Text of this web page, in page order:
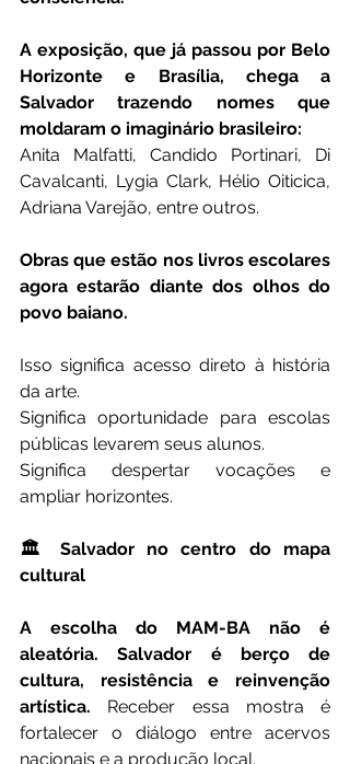
A exposição, que já passou por Belo
Horizonte e Brasília, chega a
Salvador trazendo nomes que
moldaram o imaginário brasileiro:
Anita Malfatti, Candido Portinari, Di
Cavalcanti, Lygia Clark, Hélio Oiticica,
Adriana Varejão, entre outros.
Obras que estão nos livros escolares
agora estarão diante dos olhos do
povo baiano.
Isso significa acesso direto à história
da arte.
Significa oportunidade para escolas
públicas levarem seus alunos.
Significa despertar vocações e
ampliar horizontes.
🏛️ Salvador no centro do mapa
cultural
A escolha do MAM-BA não é
aleatória. Salvador é berço de
cultura, resistência e reinvenção
artística. Receber essa mostra é
fortalecer o diálogo entre acervos
nacionais e a produção local.